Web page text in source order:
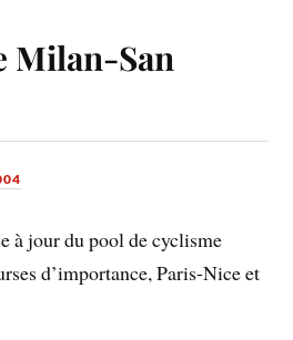
Milan-San
à jour du pool de cyclisme
d’importance, Paris-Nice et